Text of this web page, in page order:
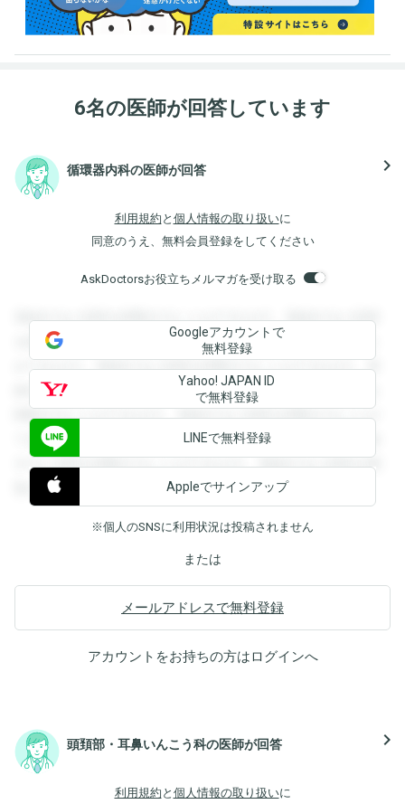
6名の医師が回答しています
循環器内科の医師が回答 navigate_next
利用規約 と 個人情報の取り扱いに
同意のうえ、無料会員登録をしてください
AskDoctorsお役立ちメルマガを受け取る
登録すると回答を閲覧することができます。登録すると回答
を閲覧することができます。登録すると回答を閲覧すること
ができます。登録すると回答を閲覧することができます。登
録すると回答を閲覧することができます。登録すると回答を
閲覧することができます。登録すると回答を閲覧することが
できます。登録すると回答を閲覧することができます。登録
すると回答を閲覧することができます。登録すると回答を閲
覧することができます。
Googleアカウントで
無料登録
Yahoo! JAPAN ID
で無料登録
LINEで無料登録
Appleでサインアップ
※個人のSNSに利用状況は投稿されません
または
メールアドレスで無料登録
アカウントをお持ちの方はログインへ
頭頚部・耳鼻いんこう科の医師が回答 navigate_next
利用規約 と 個人情報の取り扱いに